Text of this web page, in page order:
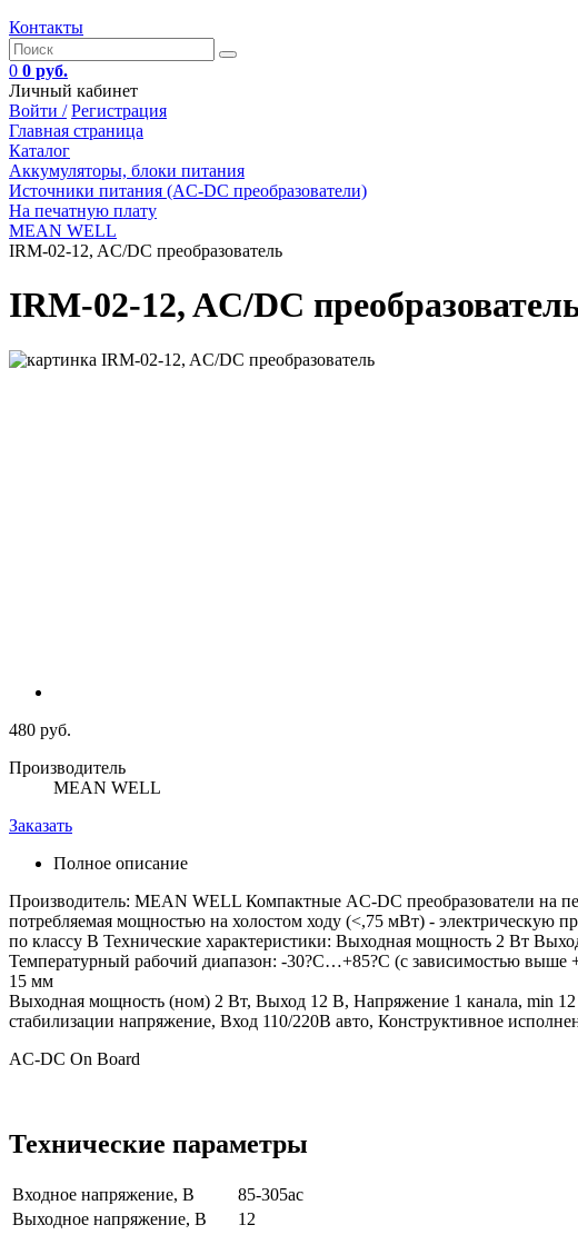
Контакты
0 0 руб.
Личный кабинет
Войти / Регистрация
Главная страница
Каталог
Аккумуляторы, блоки питания
Источники питания (AC-DC преобразователи)
На печатную плату
MEAN WELL
IRM-02-12, AC/DC преобразователь
IRM-02-12, AC/DC
480 руб.
Производитель
MEAN WELL
Заказать
Полное описание
Производитель: MEAN WELL Компактные AC-DC преобразователи на
потребляемая мощностью на холостом ходу (<,75 мВт) - электрическую
по классу В Технические характеристики: Выходная мощность 2 Вт
Температурный рабочий диапазон: -30?С…+85?С (с зависимостью
15 мм
Выходная мощность (ном) 2 Вт, Выход 12 В, Напряжение 1 канала, min
стабилизации напряжение, Вход 110/220В авто, Конструктивное
AC-DC On Board
Технические параметры
Входное напряжение, В
85-305ac
Выходное напряжение, В
12